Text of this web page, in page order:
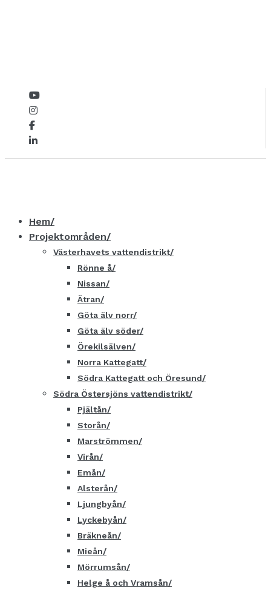
Hem
Projektområden
Västerhavets vattendistrikt
Rönne å
Nissan
Ätran
Göta älv norr
Göta älv söder
Örekilsälven
Norra Kattegatt
Södra Kattegatt och Öresund
Södra Östersjöns vattendistrikt
Pjältån
Storån
Marströmmen
Virån
Emån
Alsterån
Ljungbyån
Lyckebyån
Bräkneån
Mieån
Mörrumsån
Helge å och Vramsån